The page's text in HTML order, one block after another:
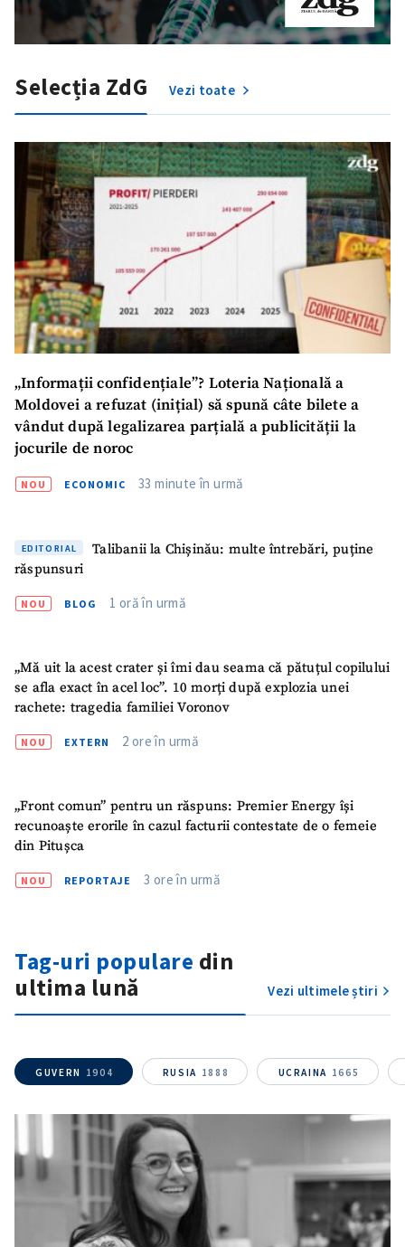
Selecția ZdG Vezi toate
„Informații confidențiale”? Loteria Națională a
Moldovei a refuzat (inițial) să spună câte bilete a
vândut după legalizarea parțială a publicității la
jocurile de noroc
NOU ECONOMIC 33 minute în urmă
EDITORIAL
Talibanii la Chișinău: multe întrebări, puține
răspunsuri
NOU BLOG 1 oră în urmă
„Mă uit la acest crater și îmi dau seama că pătuțul copilului
se afla exact în acel loc”. 10 morți după explozia unei
rachete: tragedia familiei Voronov
NOU EXTERN 2 ore în urmă
„Front comun” pentru un răspuns: Premier Energy își
recunoaște erorile în cazul facturii contestate de o femeie
din Pitușca
NOU REPORTAJE 3 ore în urmă
Tag-uri populare din
ultima lună
Vezi ultimele știri
GUVERN 1904 RUSIA 1888 UCRAINA 1665
ȘTIREA MEA
Fotografie
+ Încarcă imagine
Mesajul știrei
+ Mesajul știrei